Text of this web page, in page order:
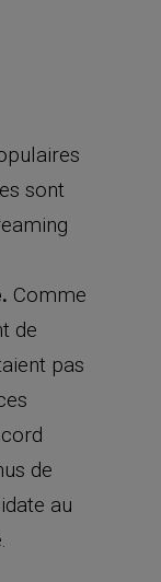
sont
Comme
de
pas
de
au